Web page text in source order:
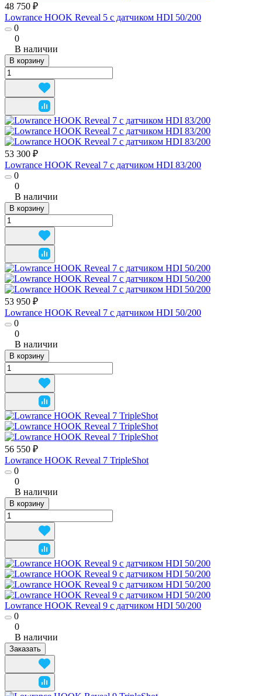
48 750 ₽
Lowrance HOOK Reveal 5 с датчиком HDI 50/200
0
0
В наличии
В корзину
53 300 ₽
Lowrance HOOK Reveal 7 с датчиком HDI 83/200
0
0
В наличии
В корзину
53 950 ₽
Lowrance HOOK Reveal 7 с датчиком HDI 50/200
0
0
В наличии
В корзину
56 550 ₽
Lowrance HOOK Reveal 7 TripleShot
0
0
В наличии
В корзину
Lowrance HOOK Reveal 9 с датчиком HDI 50/200
0
0
В наличии
Заказать